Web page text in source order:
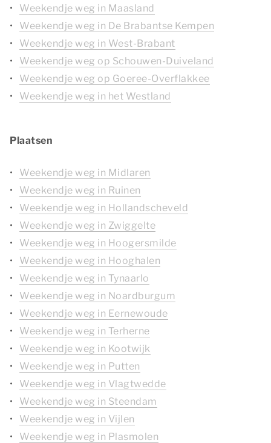
Weekendje weg in Maasland
Weekendje weg in De Brabantse Kempen
Weekendje weg in West-Brabant
Weekendje weg op Schouwen-Duiveland
Weekendje weg op Goeree-Overflakkee
Weekendje weg in het Westland
Plaatsen
Weekendje weg in Midlaren
Weekendje weg in Ruinen
Weekendje weg in Hollandscheveld
Weekendje weg in Zwiggelte
Weekendje weg in Hoogersmilde
Weekendje weg in Hooghalen
Weekendje weg in Tynaarlo
Weekendje weg in Noardburgum
Weekendje weg in Eernewoude
Weekendje weg in Terherne
Weekendje weg in Kootwijk
Weekendje weg in Putten
Weekendje weg in Vlagtwedde
Weekendje weg in Steendam
Weekendje weg in Vijlen
Weekendje weg in Plasmolen